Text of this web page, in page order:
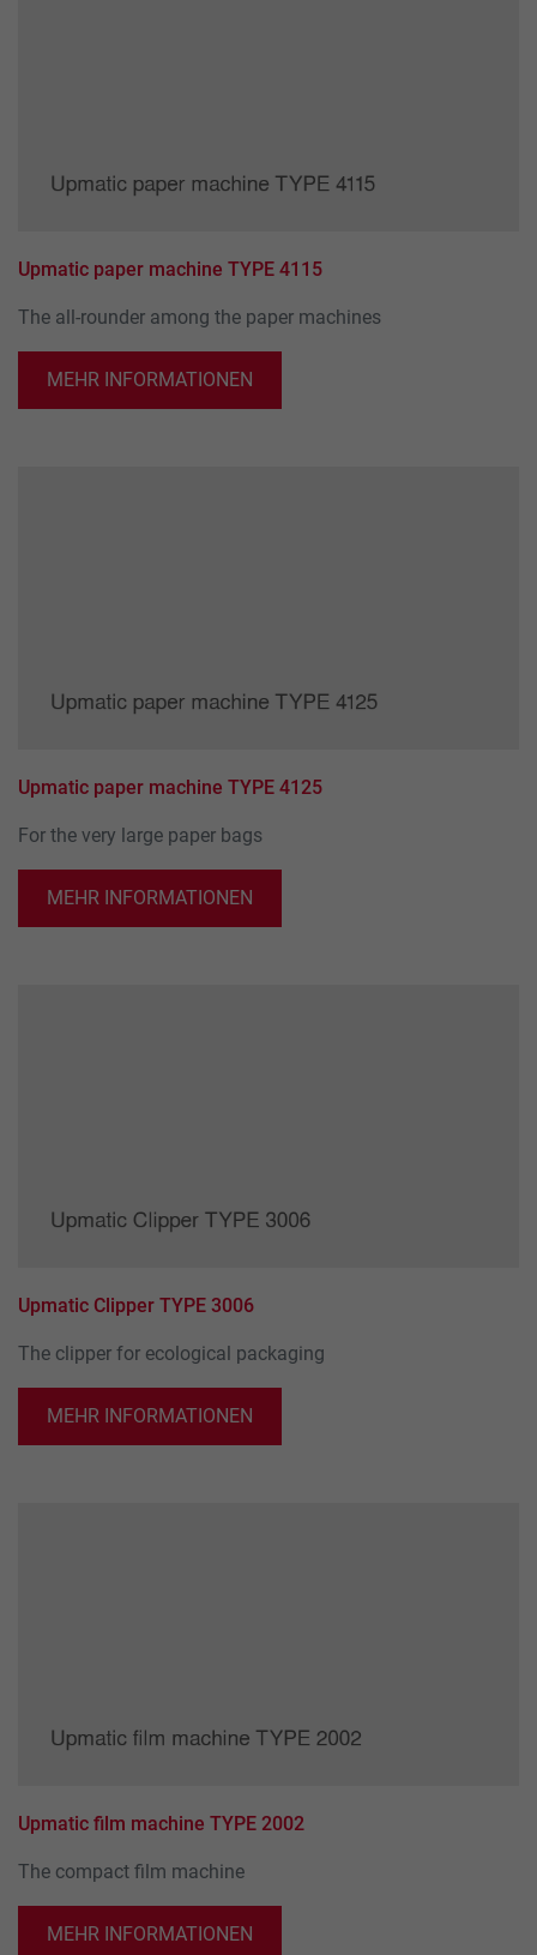
Upmatic paper machine TYPE 4115
The all-rounder among the paper machines
MEHR INFORMATIONEN
Upmatic paper machine TYPE 4125
For the very large paper bags
MEHR INFORMATIONEN
Upmatic Clipper TYPE 3006
The clipper for ecological packaging
MEHR INFORMATIONEN
Upmatic film machine TYPE 2002
The compact film machine
MEHR INFORMATIONEN